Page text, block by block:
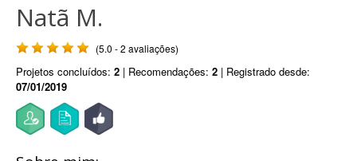
Natã M.
(5.0 - 2 avaliações)
Projetos concluídos: 2 | Recomendações: 2 | Registrado desde:
07/01/2019